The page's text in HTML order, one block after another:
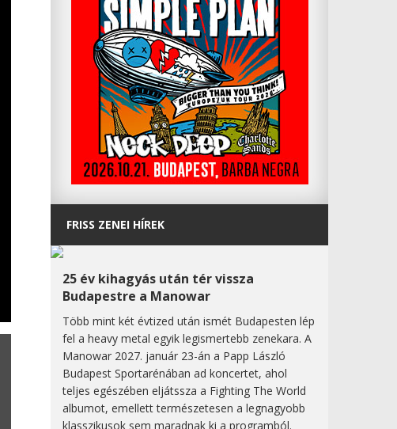
FRISS ZENEI HÍREK
25 év kihagyás után tér vissza
Budapestre a Manowar
Több mint két évtized után ismét Budapesten lép
fel a heavy metal egyik legismertebb zenekara. A
Manowar 2027. január 23-án a Papp László
Budapest Sportarénában ad koncertet, ahol
teljes egészében eljátssza a Fighting The World
albumot, emellett természetesen a legnagyobb
klasszikusok sem maradnak ki a programból.